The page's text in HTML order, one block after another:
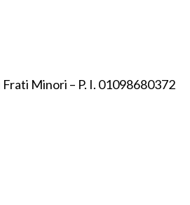
Minori – P. I. 01098680372